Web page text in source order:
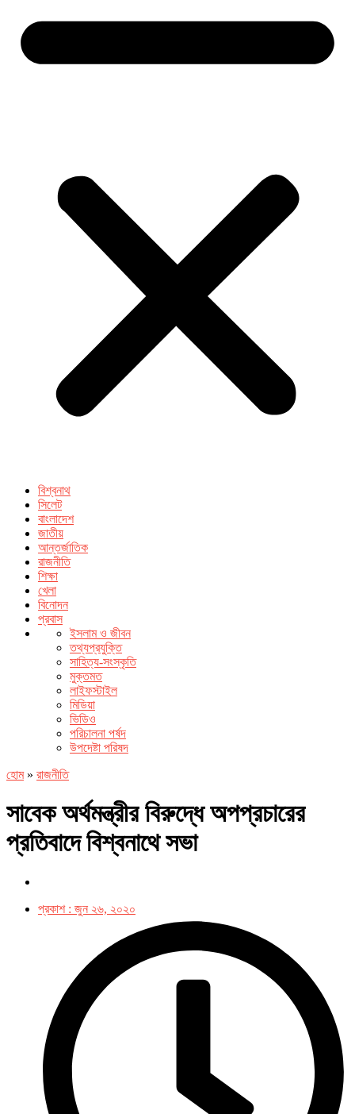
বিশ্বনাথ
সিলেট
বাংলাদেশ
জাতীয়
আন্তর্জাতিক
রাজনীতি
শিক্ষা
খেলা
বিনোদন
প্রবাস
ইসলাম ও জীবন
তথ্যপ্রযুক্তি
সাহিত্য-সংস্কৃতি
মুক্তমত
লাইফস্টাইল
মিডিয়া
ভিডিও
পরিচালনা পর্ষদ
উপদেষ্টা পরিষদ
হোম» রাজনীতি
সাবেক অর্থমন্ত্রীর বিরুদ্ধে অপপ্রচারের
প্রতিবাদে বিশ্বনাথে সভা
প্রকাশ : জুন ২৬, ২০২০